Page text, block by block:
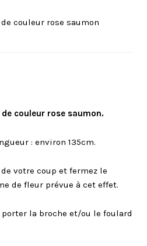
couleur rose saumon
couleur rose saumon.
: environ 135cm.
votre coup et fermez le
de fleur prévue à cet effet.
la broche et/ou le foulard